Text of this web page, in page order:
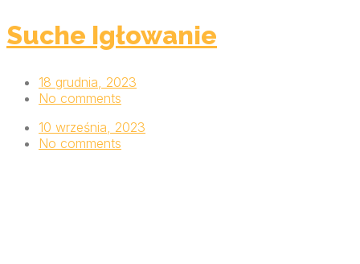
Suche Igłowanie
18 grudnia, 2023
No comments
10 września, 2023
No comments